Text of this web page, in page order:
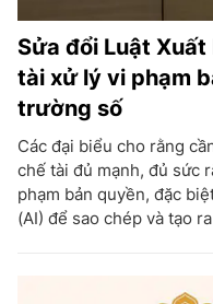
Sửa đổi Luật
tài xử lý vi phạm
trường số
Các đại biểu cho rằng
chế tài đủ mạnh, đủ sức
phạm bản quyền, đặc
(AI) để sao chép và tạo